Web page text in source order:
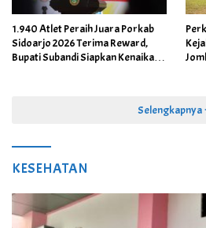
1.940 Atlet Peraih Juara Porkab
Sidoarjo 2026 Terima Reward,
Bupati Subandi Siapkan Kenaikan
Selengkapnya
KESEHATAN